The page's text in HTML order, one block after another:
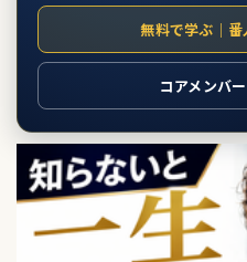
無料で学ぶ｜
コアメンバ